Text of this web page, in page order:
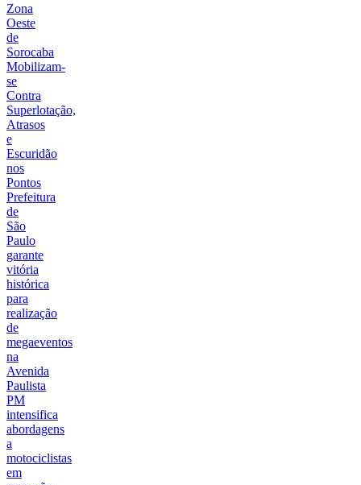
Zona
Oeste
de
Sorocaba
Mobilizam-
se
Contra
Superlotação,
Atrasos
e
Escuridão
nos
Pontos
Prefeitura
de
São
Paulo
garante
vitória
histórica
para
realização
de
megaeventos
na
Avenida
Paulista
PM
intensifica
abordagens
a
motociclistas
em